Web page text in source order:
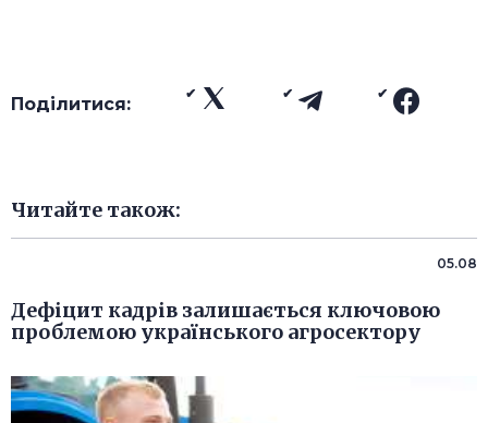
Поділитися:
Читайте також:
05.08
Дефіцит кадрів залишається ключовою
проблемою українського агросектору